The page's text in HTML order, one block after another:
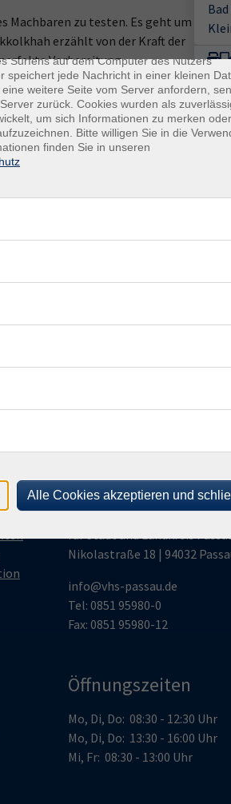
Machbaren zu testen. Es geht um
erzählt von der Kraft der
Vorbereitung
Manchmal muss man einfach
E-Mail
unseren
vhs Passau
Zweckverband
für Stadt und Landkreis
Nikolastraße 18 | 94032
info@vhs-passau.de
Tel: 0851 95980-0
Fax: 0851 95980-12
Öffnungszeiten
Mo, Di, Do: 08:30 - 12:30 Uhr
Mo, Di, Do: 13:30 - 16:00 Uhr
Mi, Fr: 08:30 - 13:00 Uhr
die von einer Website gesendet und vom
Surfens auf dem Computer des Nutzers
speichert jede Nachricht in einer kleinen
weitere Seite vom Server anfordern,
zurück. Cookies wurden als
um sich Informationen zu merken
Bitte willigen Sie in die
finden Sie in unseren
Alle Cookies akzeptieren und